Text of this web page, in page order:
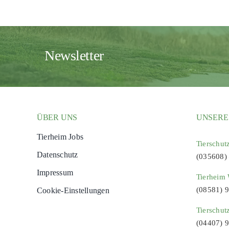
Newsletter
ÜBER UNS
Tierheim Jobs
Datenschutz
Impressum
Cookie-Einstellungen
(035608)
Tierheim
(08581)
(04407)